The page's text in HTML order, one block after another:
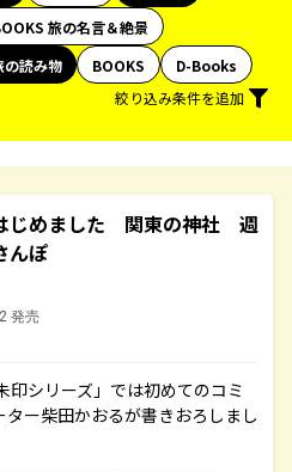
旅の名言＆絶景
の読み物 BOOKS
D-Books
絞り込み条件を追加
じめました 関東の神社 週
んぽ
発売
印シリーズ」では初めてのコミ
ー柴田かおるが書きおろしまし